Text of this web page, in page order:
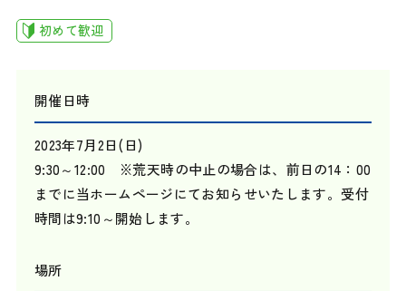
初めて歓迎
開催日時
2023年7月2日(日)
9:30～12:00 ※荒天時の中止の場合は、前日の14：00
までに当ホームページにてお知らせいたします。受付
時間は9:10～開始します。
場所